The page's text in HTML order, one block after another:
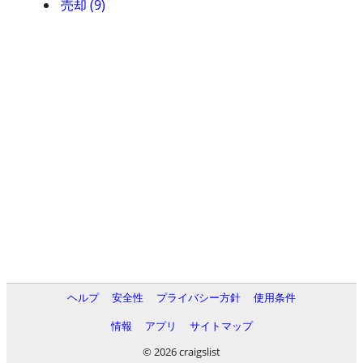
売却 (9)
ヘルプ 安全性 プライバシー方針
使用条件
情報
アプリ
サイトマップ
© 2026 craigslist